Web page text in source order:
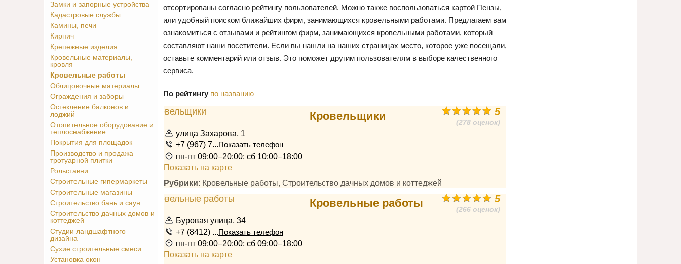
Замки и запорные устройства
Кадастровые службы
Камины, печи
Кирпич
Крепежные изделия
Кровельные материалы,
кровля
Кровельные работы
Облицовочные материалы
Ограждения и заборы
Остекление балконов и
лоджий
Отопительное оборудование и
теплоснабжение
Покрытия для площадок
Производство и продажа
тротуарной плитки
Рольставни
Строительные гипермаркеты
Строительные магазины
Строительство бань и саун
Строительство дачных домов и
коттеджей
Студии ландшафтного
дизайна
Сухие строительные смеси
Установка окон
отсортированы согласно рейтингу пользователей. Можно также воспользоваться картой Пензы,
или удобный поиском ближайших фирм, занимающихся кровельными работами. Предлагаем вам
ознакомиться с отзывами и рейтингом фирм, занимающихся кровельными работами, который
составляют наши посетители. Если вы нашли на наших страницах место, которое уже посещали,
оставьте комментарий или отзыв. Это поможет другим пользователям в выборе качественного
сервиса.
По рейтингу по названию
5
(278 оценок)
Кровельщики
улица Захарова, 1
+7 (967) 7...Показать телефон
пн-пт 09:00–20:00; сб 10:00–18:00
Показать на карте
Рубрики: Кровельные работы, Строительство дачных домов и коттеджей
5
(266 оценок)
Кровельные работы
Буровая улица, 34
+7 (8412) ...Показать телефон
пн-пт 09:00–20:00; сб 09:00–18:00
Показать на карте